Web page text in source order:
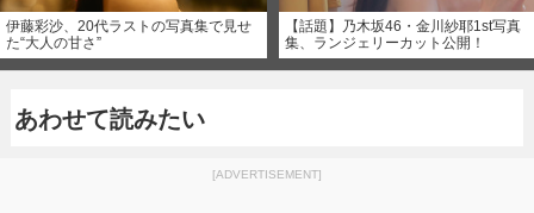
伊藤彩沙、20代ラストの写真集で見せ
た“大人の甘さ”
【話題】乃木坂46・金川紗耶1st写真
集、ランジェリーカット公開！
あわせて読みたい
[ADVERTISEMENT]